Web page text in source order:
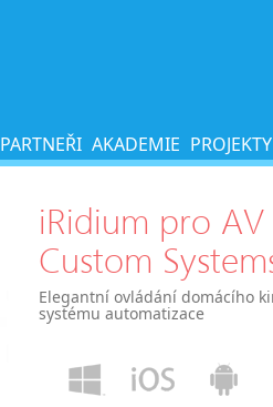
PARTNEŘI AKADEMIE PROJEKTY
iRidium pro
Custom
Elegantní ovládání domácího
systému automatizace